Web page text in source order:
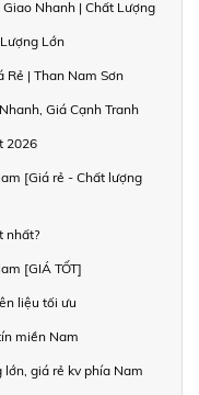
Nhanh | Chất Lượng
Lớn
Rẻ | Than Nam Sơn
Giá Cạnh Tranh
2026
[Giá rẻ - Chất lượng
nhất?
[GIÁ TỐT]
liệu tối ưu
miền Nam
giá rẻ kv phía Nam